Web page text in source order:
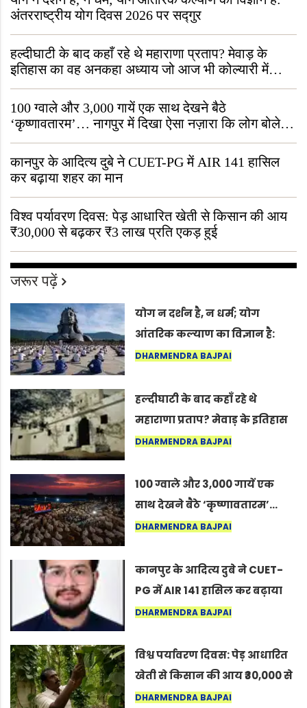
अंतरराष्ट्रीय योग दिवस 2026 पर सद्गुर
हल्दीघाटी के बाद कहाँ रहे थे महाराणा प्रताप? मेवाड़ के
इतिहास का वह अनकहा अध्याय जो आज भी कोल्यारी में
जीवित है
100 ग्वाले और 3,000 गायें एक साथ देखने बैठे
‘कृष्णावतारम’… नागपुर में दिखा ऐसा नज़ारा कि लोग बोले,
“ऐसा तो सिर्फ़ कृष्ण ही कर सकते हैं”
कानपुर के आदित्य दुबे ने CUET-PG में AIR 141 हासिल
कर बढ़ाया शहर का मान
विश्व पर्यावरण दिवस: पेड़ आधारित खेती से किसान की आय
₹30,000 से बढ़कर ₹3 लाख प्रति एकड़ हुई
जरूर पढ़ें
योग न दर्शन है, न धर्म; योग
आंतरिक कल्याण का विज्ञान है:
अंतरराष्ट्रीय योग दिवस 2026 पर
DHARMENDRA BAJPAI
हल्दीघाटी के बाद कहाँ रहे थे
महाराणा प्रताप? मेवाड़ के इतिहास
का वह अनकहा अध्याय जो आज भी
DHARMENDRA BAJPAI
100 ग्वाले और 3,000 गायें एक
साथ देखने बैठे ‘कृष्णावतारम’…
नागपुर में दिखा ऐसा नज़ारा कि
कर सकते हैं”
DHARMENDRA BAJPAI
कानपुर के आदित्य दुबे ने CUET-
PG में AIR 141 हासिल कर बढ़ाया
शहर का मान
DHARMENDRA BAJPAI
विश्व पर्यावरण दिवस: पेड़ आधारित
खेती से किसान की आय ₹30,000 से
बढ़कर ₹3 लाख प्रति एकड़ हुई
DHARMENDRA BAJPAI